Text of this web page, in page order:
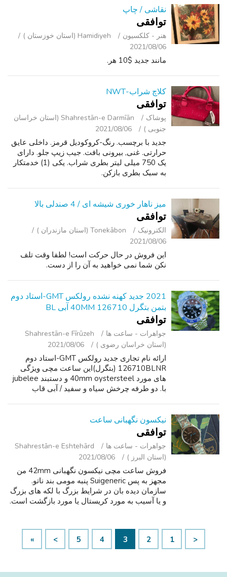
نقاشی / چاپ
توافقی
هنر - کلکسیون
Hamidiyeh (استان خوزستان )
2021/08/06
مانند جدید $10 هر.
کلاچ شراب-NWT
توافقی
پوشاک
Shahrestān-e Darmīān (استان خراسان
جنوبی )
2021/08/06
جدید با برچسب. رنگ-کروکودیل قرمز. داخلی عایق
حرارتی. غنی, بیرونی بافت. جیب زیپ جلو. دارای
یک 750 میلی لیتر بطری شراب. یکی (1) خدمتکار
به سبک بطری بازکن.
میز ناهار خوری شیشه ای / 4 صندلی بالا
توافقی
الکترونیک
Tonekābon (استان مازندران )
2021/08/06
این فروش در حال حرکت است! لطفا وقت تلف
نکن شما نمی خواهید به آن را از دست.
2021 جدید کهنه نشده رولکس GMT-استاد دوم
بتمن بتگرل 40MM 126710 آبی BL
توافقی
جواهرات - ساعت ‌ها
Shahrestān-e Fīrūzeh
(استان خراسان رضوی )
2021/08/06
ارائه نام تجاری جدید رولکس GMT-استاد دوم
126710BLNR (بتگرل)این ساعت مچی ویژگی
های مورد 40mm oystersteel و دستبند jubelee
با. دو طرفه چرخش سیاه و سفید / آبی قاب
انرژی...
نیکسون نگهبانی ساعت
توافقی
جواهرات - ساعت ‌ها
Shahrestān-e Eshtehārd
(استان البرز )
2021/08/06
فروش ساعت مچی نیکسون نگهبانی 42mm من
مجهز به پس Suigeneric پنبه مومی بند ناتو.
سازمان دیده بان در شرایط بزرگ با لکه های بزرگ
و یا آسیب به مورد کریستال یا مورد بازگشت است.
<
1
2
3
4
5
>
»